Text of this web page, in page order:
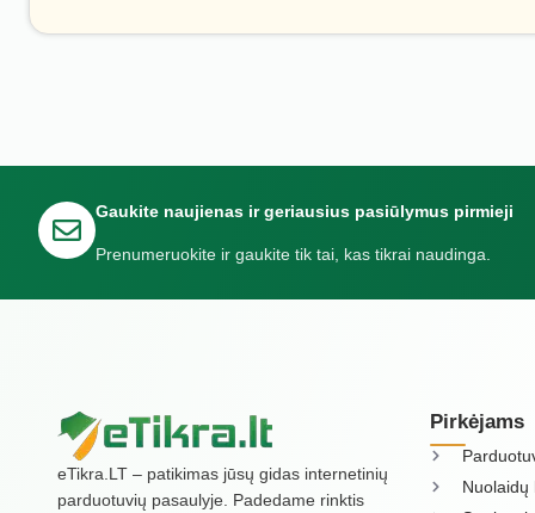
Gaukite naujienas ir geriausius pasiūlymus pirmieji
Prenumeruokite ir gaukite tik tai, kas tikrai naudinga.
eTikra.LT – patikimas jūsų gidas internetinių
parduotuvių pasaulyje. Padedame rinktis
Pirkėjams
Nuolaidų